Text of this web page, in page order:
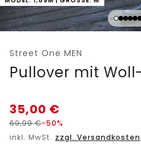
Street One MEN
Pullover mit
35,00 €
69,99€-50%
inkl. MwSt. zzgl. Versandkosten